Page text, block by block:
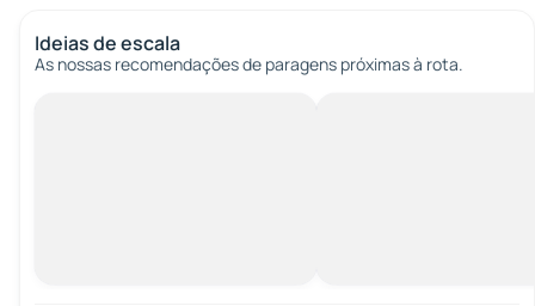
Ideias de escala
As nossas recomendações de paragens próximas à rota.